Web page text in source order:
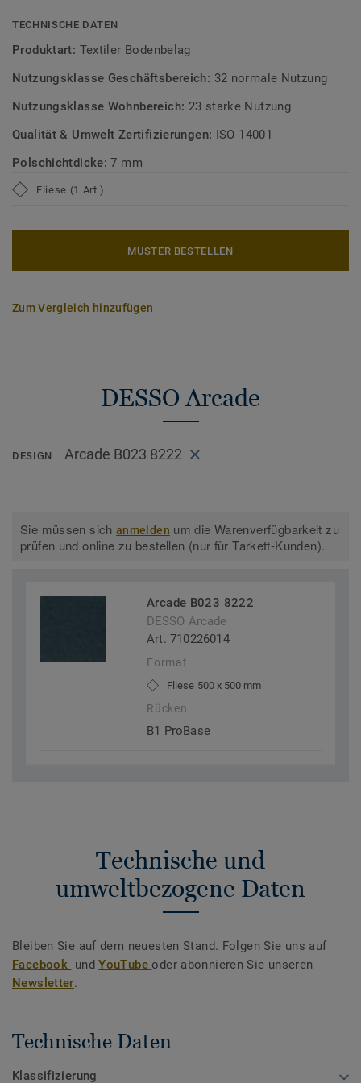
TECHNISCHE DATEN
Produktart: Textiler Bodenbelag
Nutzungsklasse Geschäftsbereich: 32 normale Nutzung
Nutzungsklasse Wohnbereich: 23 starke Nutzung
Qualität & Umwelt Zertifizierungen: ISO 14001
Polschichtdicke:7 mm
Fliese (1 Art.)
MUSTER BESTELLEN
Zum Vergleich hinzufügen
DESSO Arcade
DESIGN Arcade B023 8222
Sie müssen sichanmelden um die Warenverfügbarkeit zu
prüfen und online zu bestellen (nur für Tarkett-Kunden).
Arcade B023 8222
DESSO Arcade
Art. 710226014
Format
Fliese 500 x 500 mm
Rücken
B1 ProBase
Technische und
umweltbezogene Daten
Bleiben Sie auf dem neuesten Stand. Folgen Sie uns auf
Facebook undYouTubeoder abonnieren Sie unseren
Newsletter.
Technische Daten
Klassifizierung